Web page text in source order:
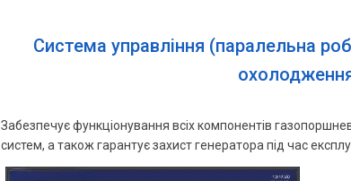
Система управління (паралельна
Забезпечує функціонування всіх компонентів
систем, а також гарантує захист генератора під час